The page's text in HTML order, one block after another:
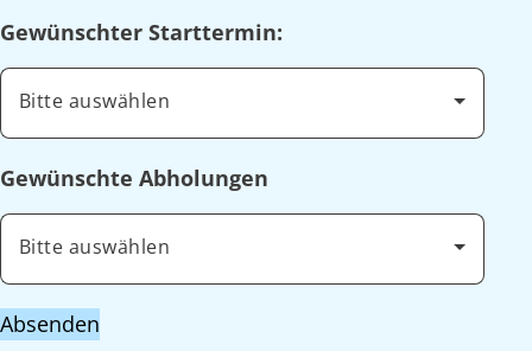
Gewünschter Starttermin:
Bitte auswählen
Gewünschte Abholungen
Bitte auswählen
Absenden